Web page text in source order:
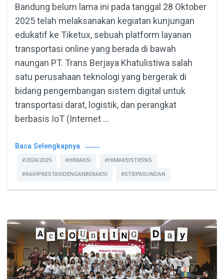
Bandung belum lama ini pada tanggal 28 Oktober
2025 telah melaksanakan kegiatan kunjungan
edukatif ke Tiketux, sebuah platform layanan
transportasi online yang berada di bawah
naungan PT. Trans Berjaya Khatulistiwa salah
satu perusahaan teknologi yang bergerak di
bidang pengembangan sistem digital untuk
transportasi darat, logistik, dan perangkat
berbasis IoT (Internet …
Baca Selengkapnya
#2024/2025 #HIMAKSI #HIMAKSISTIEPAS
#RAIHPRESTASIDENGANBERAKSI #STIEPASUNDAN